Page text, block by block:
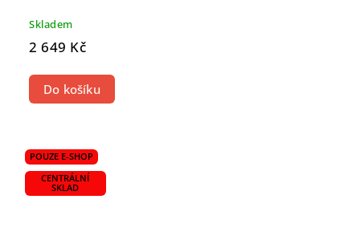
Skladem
2 649 Kč
Do košíku
POUZE E-SHOP
CENTRÁLNÍ
SKLAD